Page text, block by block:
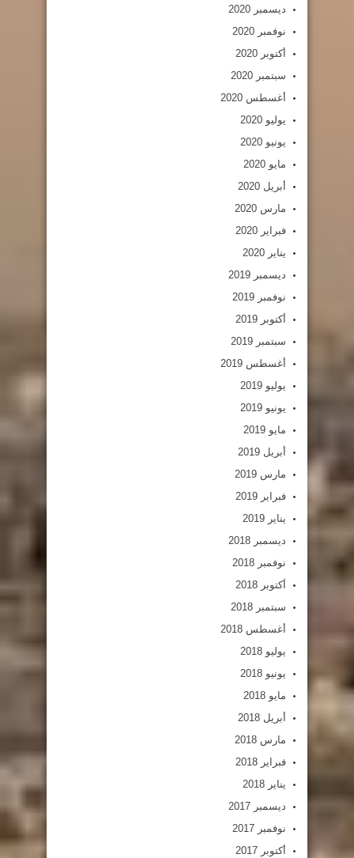
ديسمبر 2020
نوفمبر 2020
أكتوبر 2020
سبتمبر 2020
أغسطس 2020
يوليو 2020
يونيو 2020
مايو 2020
أبريل 2020
مارس 2020
فبراير 2020
يناير 2020
ديسمبر 2019
نوفمبر 2019
أكتوبر 2019
سبتمبر 2019
أغسطس 2019
يوليو 2019
يونيو 2019
مايو 2019
أبريل 2019
مارس 2019
فبراير 2019
يناير 2019
ديسمبر 2018
نوفمبر 2018
أكتوبر 2018
سبتمبر 2018
أغسطس 2018
يوليو 2018
يونيو 2018
مايو 2018
أبريل 2018
مارس 2018
فبراير 2018
يناير 2018
ديسمبر 2017
نوفمبر 2017
أكتوبر 2017